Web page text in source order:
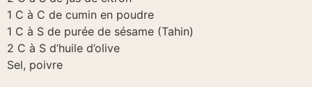
1 C à C de cumin en poudre
1 C à S de purée de sésame (Tahin)
2 C à S d’huile d’olive
Sel, poivre